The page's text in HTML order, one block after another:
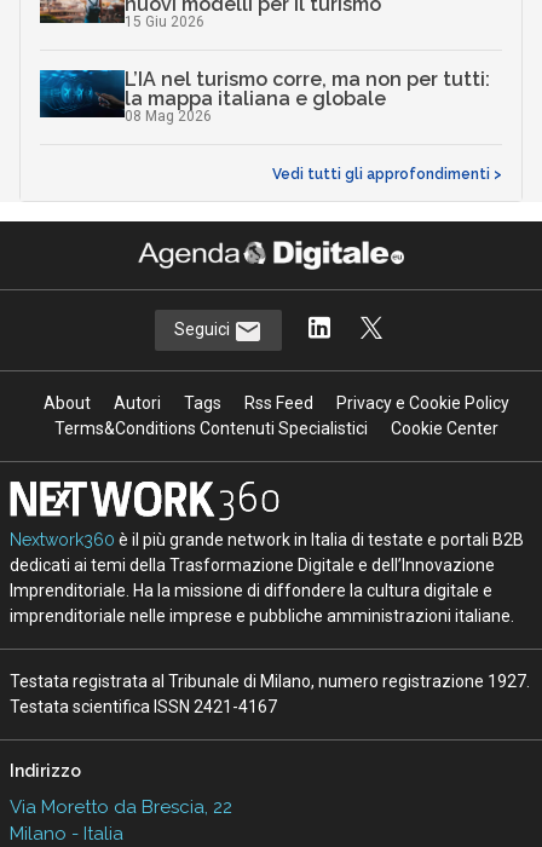
15 Giu 2026
L’IA nel turismo corre, ma non per tutti:
la mappa italiana e globale
08 Mag 2026
Vedi tutti gli approfondimenti >
Seguici
About Autori Tags Rss Feed
Privacy e Cookie Policy
Terms&Conditions Contenuti Specialistici
Cookie Center
Nextwork360 è il più grande network in Italia di testate e portali B2B
dedicati ai temi della Trasformazione Digitale e dell’Innovazione
Imprenditoriale. Ha la missione di diffondere la cultura digitale e
imprenditoriale nelle imprese e pubbliche amministrazioni italiane.
Testata registrata al Tribunale di Milano, numero registrazione 1927.
Testata scientifica ISSN 2421-4167
Indirizzo
Via Moretto da Brescia, 22
Milano - Italia